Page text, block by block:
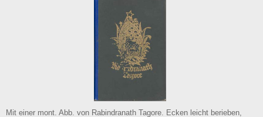
Mit einer mont. Abb. von Rabindranath Tagore. Ecken leicht berieben,